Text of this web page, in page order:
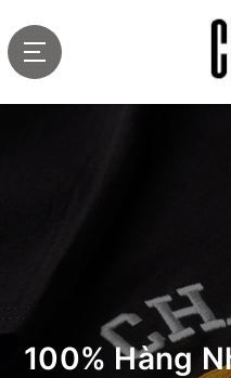
100% Hàng